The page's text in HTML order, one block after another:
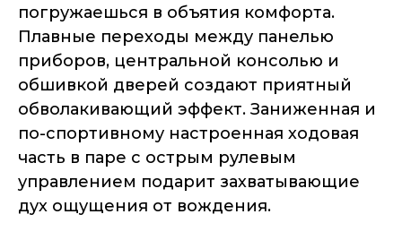
погружаешься в объятия комфорта.
Плавные переходы между панелью
приборов, центральной консолью и
обшивкой дверей создают приятный
обволакивающий эффект. Заниженная и
по-спортивному настроенная ходовая
часть в паре с острым рулевым
управлением подарит захватывающие
дух ощущения от вождения.